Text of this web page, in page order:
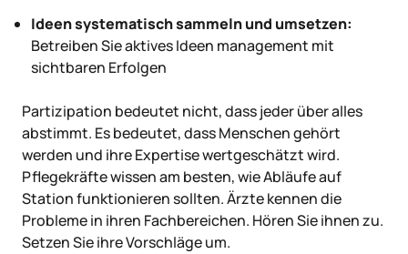
Ideen systematisch sammeln und umsetzen:
Betreiben Sie aktives Ideen management mit
sichtbaren Erfolgen
Partizipation bedeutet nicht, dass jeder über alles
abstimmt. Es bedeutet, dass Menschen gehört
werden und ihre Expertise wertgeschätzt wird.
Pflegekräfte wissen am besten, wie Abläufe auf
Station funktionieren sollten. Ärzte kennen die
Probleme in ihren Fachbereichen. Hören Sie ihnen zu.
Setzen Sie ihre Vorschläge um.